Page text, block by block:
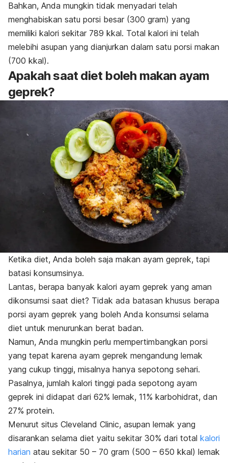
Bahkan, Anda mungkin tidak menyadari telah
menghabiskan satu porsi besar (300 gram) yang
memiliki kalori sekitar 789 kkal. Total kalori ini telah
melebihi asupan yang dianjurkan dalam satu porsi makan
(700 kkal).
Apakah saat diet boleh makan ayam
geprek?
Ketika diet, Anda boleh saja makan ayam geprek, tapi
batasi konsumsinya.
Lantas, berapa banyak kalori ayam geprek yang aman
dikonsumsi saat diet? Tidak ada batasan khusus berapa
porsi ayam geprek yang boleh Anda konsumsi selama
diet untuk menurunkan berat badan.
Namun, Anda mungkin perlu mempertimbangkan porsi
yang tepat karena ayam geprek mengandung lemak
yang cukup tinggi, misalnya hanya sepotong sehari.
Pasalnya, jumlah kalori tinggi pada sepotong ayam
geprek ini didapat dari 62% lemak, 11% karbohidrat, dan
27% protein.
Menurut situs Cleveland Clinic, asupan lemak yang
disarankan selama diet yaitu sekitar 30% dari total kalori
harian atau sekitar 50 – 70 gram (500 – 650 kkal) lemak